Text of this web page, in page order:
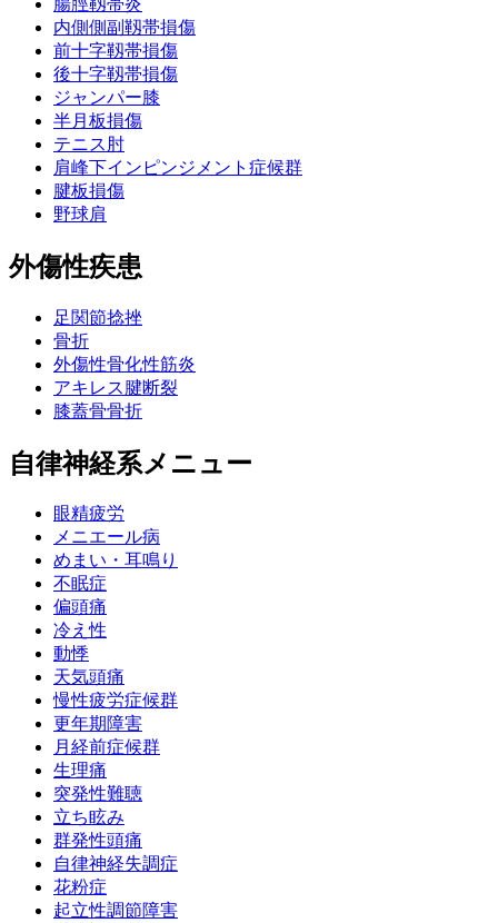
内側側副靱帯損傷
前十字靱帯損傷
後十字靱帯損傷
ジャンパー膝
半月板損傷
テニス肘
肩峰下インピンジメント症候群
腱板損傷
野球肩
外傷性疾患
足関節捻挫
骨折
外傷性骨化性筋炎
アキレス腱断裂
膝蓋骨骨折
自律神経系メニュー
眼精疲労
メニエール病
めまい・耳鳴り
不眠症
偏頭痛
冷え性
動悸
天気頭痛
慢性疲労症候群
更年期障害
月経前症候群
生理痛
突発性難聴
立ち眩み
群発性頭痛
自律神経失調症
花粉症
起立性調節障害